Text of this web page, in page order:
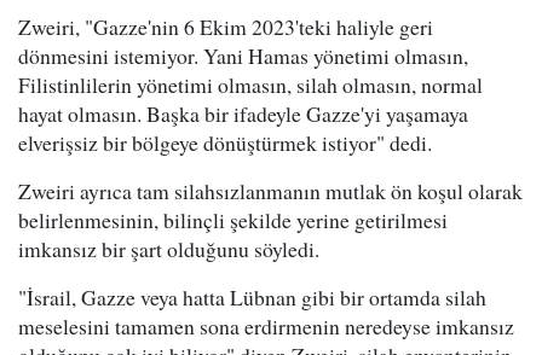
Zweiri, "Gazze'nin 6 Ekim 2023'teki haliyle geri
dönmesini istemiyor. Yani Hamas yönetimi olmasın,
Filistinlilerin yönetimi olmasın, silah olmasın, normal
hayat olmasın. Başka bir ifadeyle Gazze'yi yaşamaya
elverişsiz bir bölgeye dönüştürmek istiyor" dedi.
Zweiri ayrıca tam silahsızlanmanın mutlak ön koşul olarak
belirlenmesinin, bilinçli şekilde yerine getirilmesi
imkansız bir şart olduğunu söyledi.
"İsrail, Gazze veya hatta Lübnan gibi bir ortamda silah
meselesini tamamen sona erdirmenin neredeyse imkansız